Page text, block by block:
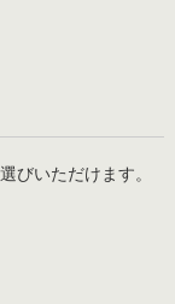
びいただけます。